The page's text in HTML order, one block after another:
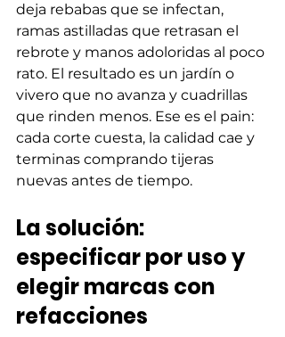
deja rebabas que se infectan,
ramas astilladas que retrasan el
rebrote y manos adoloridas al poco
rato. El resultado es un jardín o
vivero que no avanza y cuadrillas
que rinden menos. Ese es el pain:
cada corte cuesta, la calidad cae y
terminas comprando tijeras
nuevas antes de tiempo.
La solución:
especificar por uso y
elegir marcas con
refacciones